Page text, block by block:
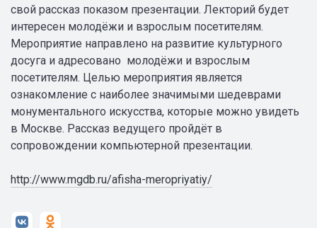
свой рассказ показом презентации. Лекторий будет
интересен молодёжи и взрослым посетителям.
Мероприятие направлено на развитие культурного
досуга и адресовано молодёжи и взрослым
посетителям. Целью мероприятия является
ознакомление с наиболее значимыми шедеврами
монументального искусства, которые можно увидеть
в Москве. Рассказ ведущего пройдёт в
сопровождении компьютерной презентации.
http://www.mgdb.ru/afisha-meropriyatiy/